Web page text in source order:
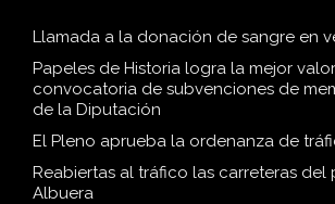
Llamada a la donación de sangre en
Papeles de Historia logra la mejor
convocatoria de subvenciones de
de la Diputación
El Pleno aprueba la ordenanza de
Reabiertas al tráfico las carreteras del
Albuera